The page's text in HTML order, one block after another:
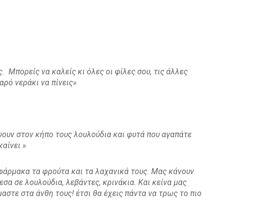
να καλείς κι όλες οι φίλες σου, τις άλλες
νεράκι να πίνεις»
στον κήπο τους λουλούδια και φυτά που αγαπάτε
»
τα φρούτα και τα λαχανικά τους. Μας κάνουν
σε λουλούδια, λεβάντες, κρινάκια. Και κείνα μας
στα άνθη τους! έτσι θα έχεις πάντα να τρως το πιο